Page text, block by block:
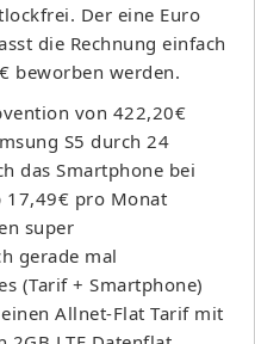
Der eine Euro
die Rechnung einfach
beworben werden.
von 422,20€
S5 durch 24
das Smartphone bei
17,49€ pro Monat
super
gerade mal
(Tarif + Smartphone)
Allnet-Flat Tarif mit